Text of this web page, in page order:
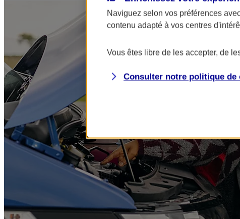
Naviguez selon vos préférences
contenu adapté à vos centres
Vous êtes libre de les accepter, de
Consulter notre politique de